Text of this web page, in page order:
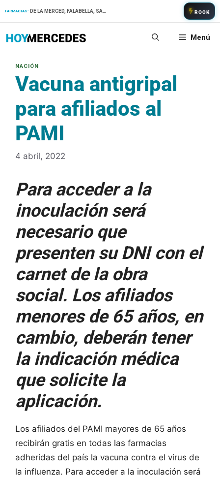
FARMACIAS: ROCK
Menú
Vacuna antigripal
para afiliados al
PAMI
4 abril, 2022
Para acceder a la
inoculación será
necesario que
presenten su DNI con el
carnet de la obra
social. Los afiliados
menores de 65 años, en
cambio, deberán tener
la indicación médica
que solicite la
aplicación.
Los afiliados del PAMI mayores de 65 años
recibirán gratis en todas las farmacias
adheridas del país la vacuna contra el virus de
la influenza. Para acceder a la inoculación será